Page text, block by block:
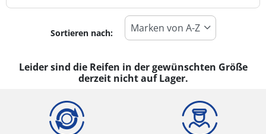
Reifentyp
Alle Arten (0)
Winter (0)
Sommer (0)
Ganzjahresreifen (0)
Sortieren nach:
Leider sind die Reifen in der gewünschten Größe
derzeit nicht auf Lager.